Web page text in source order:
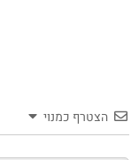
הצטרף כמנוי